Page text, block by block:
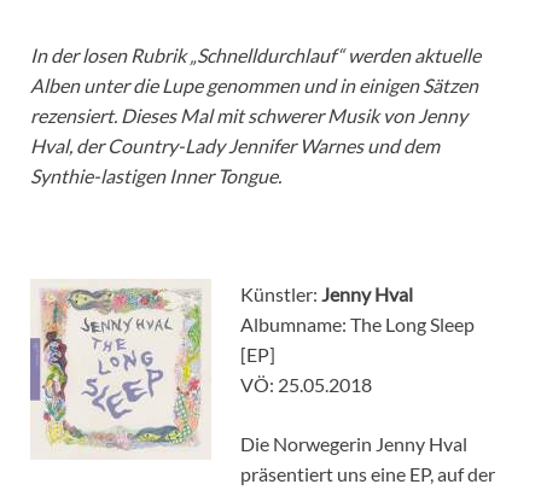
In der losen Rubrik „Schnelldurchlauf“ werden aktuelle
Alben unter die Lupe genommen und in einigen Sätzen
rezensiert. Dieses Mal mit schwerer Musik von Jenny
Hval, der Country-Lady Jennifer Warnes und dem
Synthie-lastigen Inner Tongue.
Künstler: Jenny Hval
Albumname: The Long Sleep
[EP]
VÖ: 25.05.2018
Die Norwegerin Jenny Hval
präsentiert uns eine EP, auf der